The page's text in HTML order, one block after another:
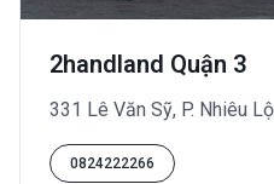
2handland Quận 3
331 Lê Văn Sỹ, P. Nhiêu
0824222266